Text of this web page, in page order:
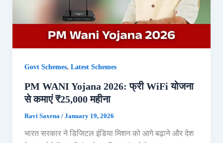
Govt Schemes, Latest Schemes
PM WANI Yojana 2026: फ्री WiFi योजना
से कमाएं ₹25,000 महीना
Ravi Saxena / January 19, 2026
भारत सरकार ने डिजिटल इंडिया मिशन को आगे बढ़ाने और देश